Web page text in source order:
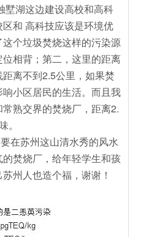
墅湖这边建设高校和高科
和 高科技应该是环境优
个垃圾焚烧这样的污染源
相背；第二，这里的距离
离不到2.5公里，如果焚
小区居民的生活。而且我
熟交界的焚烧厂，距离2.
在苏州这山清水秀的风水
焚烧厂，给年轻学生和孩
州人也造个福，谢谢！